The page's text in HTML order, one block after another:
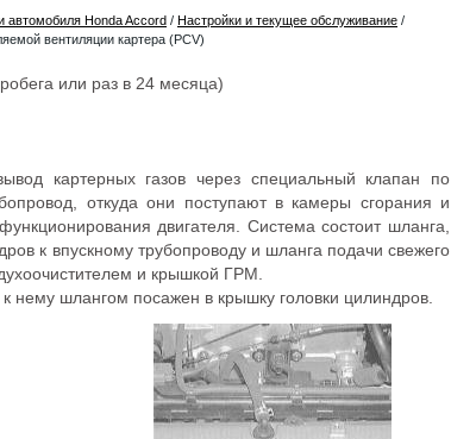
автомобиля Honda Accord / Настройки и текущее обслуживание /
вентиляции картера (PCV)
или раз в 24 месяца)
картерных газов через специальный клапан по
откуда они поступают в камеры сгорания и
двигателя. Система состоит шланга,
к впускному трубопроводу и шланга подачи свежего
и крышкой ГРМ.
нему шлангом посажен в крышку головки цилиндров.